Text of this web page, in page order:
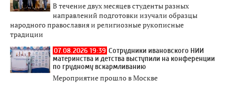
В течение двух месяцев студенты разных
направлений подготовки изучали образцы
народного православия и религиозные рукописные
традиции
07.08.2026 19:39 Сотрудники ивановского НИИ
материнства и детства выступили на конференции
по грудному вскармливанию
Мероприятие прошло в Москве